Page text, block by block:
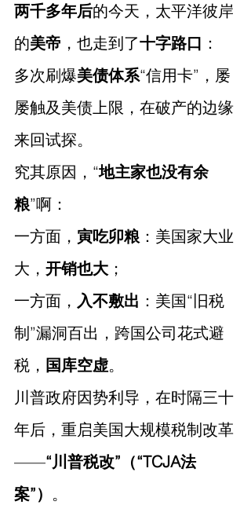
两千多年后的今天，太平洋彼岸
的美帝 ，也走到了十字路口 ：
多次刷爆美债体系“信用卡”，屡
屡触及美债上限，在破产的边缘
来回试探。
究其原因，“地主家也没有余
粮”啊：
一方面， 寅吃卯粮 ：美国家大业
大， 开销也大 ；
一方面， 入不敷出 ：美国“旧税
制”漏洞百出，跨国公司花式避
税， 国库空虚。
川普政府因势利导，在时隔三十
年后，重启美国大规模税制改革
——“川普税改”（“TCJA法
案”） 。